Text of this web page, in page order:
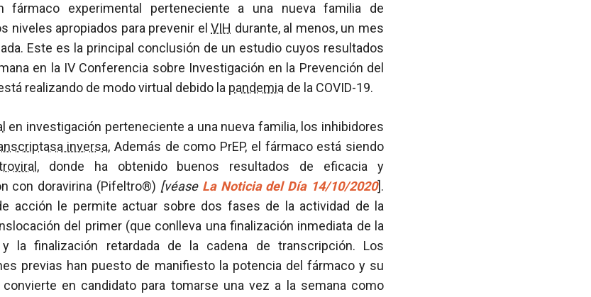
experimental perteneciente a una nueva familia de
niveles apropiados para prevenir elVIH durante, al menos, un mes
Este es la principal conclusión de un estudio cuyos resultados
en la IV Conferencia sobre Investigación en la Prevención del
realizando de modo virtual debido la pandemia de la COVID-19.
en investigación perteneciente a una nueva familia, los inhibidores
inversa, Además de como PrEP, el fármaco está siendo
, donde ha obtenido buenos resultados de eficacia y
con doravirina (Pifeltro®) [véase La Noticia del Día 14/10/2020].
acción le permite actuar sobre dos fases de la actividad de la
del primer (que conlleva una finalización inmediata de la
la finalización retardada de la cadena de transcripción. Los
previas han puesto de manifiesto la potencia del fármaco y su
convierte en candidato para tomarse una vez a la semana como